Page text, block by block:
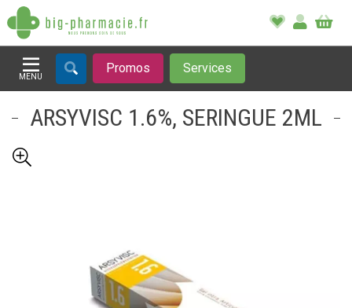
MENU
Afficher la navigation
Promos Services
ARSYVISC 1.6%, SERINGUE 2ML